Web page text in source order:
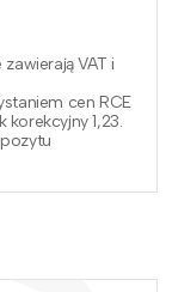
VAT i
cen RCE
1,23.